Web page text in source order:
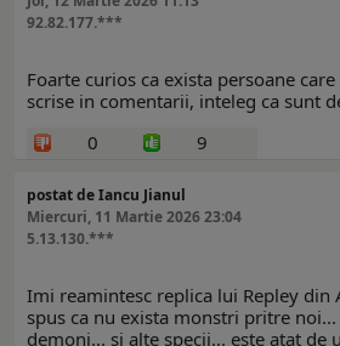
92.82.177.***
Foarte curios ca exista persoane
scrise in comentarii, inteleg ca sunt
0
9
postat de Iancu Jianul
Miercuri, 11 Martie 2026 23:04
5.13.130.***
Imi reamintesc replica lui Repley din
spus ca nu exista monstri pritre noi...
demoni... si alte specii... este atat de